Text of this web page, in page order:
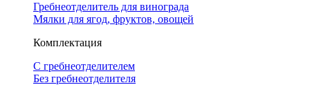
Гребнеотделитель для винограда
Мялки для ягод, фруктов, овощей
Комплектация
С гребнеотделителем
Без гребнеотделителя